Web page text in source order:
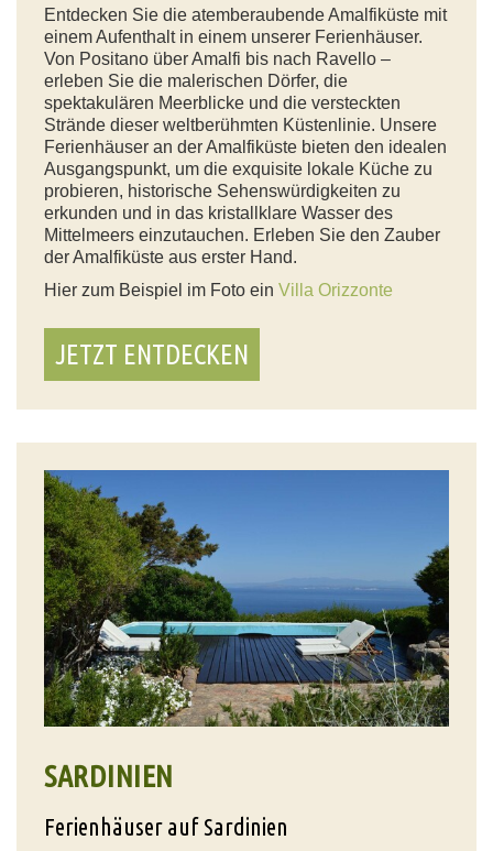
Entdecken Sie die atemberaubende Amalfiküste mit
einem Aufenthalt in einem unserer Ferienhäuser.
Von Positano über Amalfi bis nach Ravello –
erleben Sie die malerischen Dörfer, die
spektakulären Meerblicke und die versteckten
Strände dieser weltberühmten Küstenlinie. Unsere
Ferienhäuser an der Amalfiküste bieten den idealen
Ausgangspunkt, um die exquisite lokale Küche zu
probieren, historische Sehenswürdigkeiten zu
erkunden und in das kristallklare Wasser des
Mittelmeers einzutauchen. Erleben Sie den Zauber
der Amalfiküste aus erster Hand.
Hier zum Beispiel im Foto ein Villa Orizzonte
JETZT ENTDECKEN
SARDINIEN
Ferienhäuser auf Sardinien